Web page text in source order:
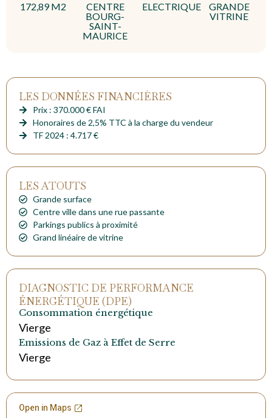
172,89 M2
CENTRE
BOURG-
SAINT-
MAURICE
ELECTRIQUE
GRANDE
VITRINE
LES DONNÉES FINANCIÈRES
Prix : 370.000 € FAI
Honoraires de 2,5% TTC à la charge du vendeur
TF 2024 : 4.717 €
LES ATOUTS
Grande surface
Centre ville dans une rue passante
Parkings publics à proximité
Grand linéaire de vitrine
DIAGNOSTIC DE PERFORMANCE
ÉNERGÉTIQUE (DPE)
Consommation énergétique
Vierge
Emissions de Gaz à Effet de Serre
Vierge